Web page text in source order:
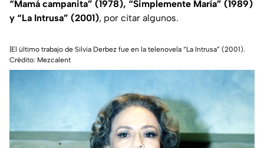
“Mamá campanita” (1978), “Simplemente María” (1989)
y “La Intrusa” (2001), por citar algunos.
|El último trabajo de Silvia Derbez fue en la telenovela “La Intrusa” (2001).
Crédito: Mezcalent